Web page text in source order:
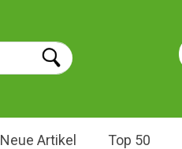
Neue Artikel Top 50